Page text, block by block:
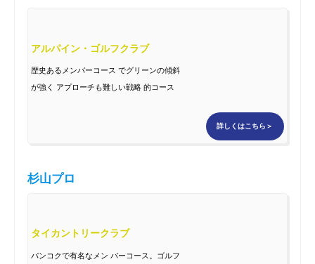
アルパイン・ゴルフクラブ
歴史あるメンバーコース でグリーンの傾斜
が強く アプローチも難しい戦略 的コース
詳しくはこちら＞
杉山プロ
タイカントリークラブ
バンコクで有名なメン バーコース。ゴルフ